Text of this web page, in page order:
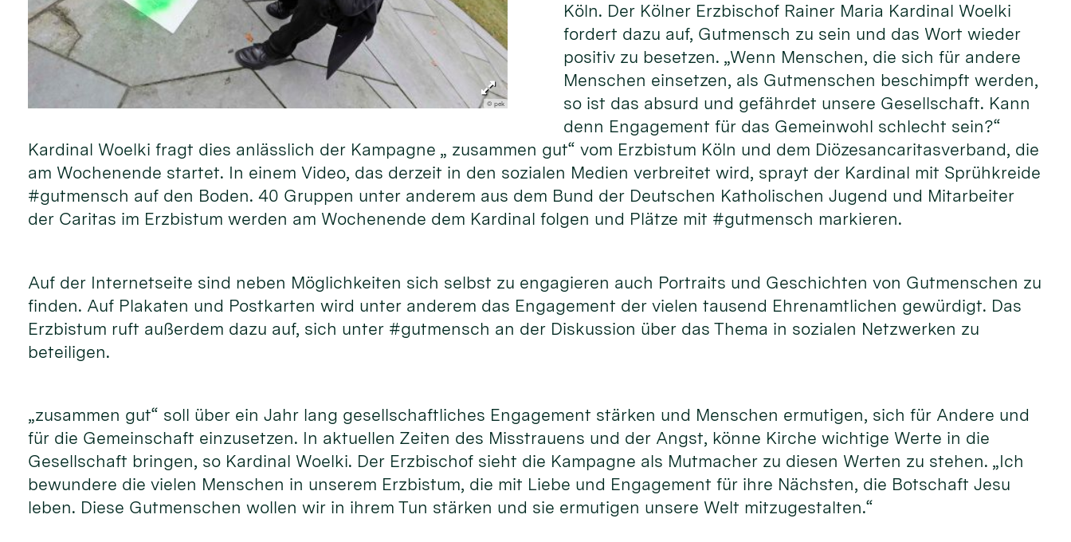
© pek
Köln. Der Kölner Erzbischof Rainer Maria Kardinal Woelki
fordert dazu auf, Gutmensch zu sein und das Wort wieder
positiv zu besetzen. „Wenn Menschen, die sich für andere
Menschen einsetzen, als Gutmenschen beschimpft werden,
so ist das absurd und gefährdet unsere Gesellschaft. Kann
denn Engagement für das Gemeinwohl schlecht sein?“
Kardinal Woelki fragt dies anlässlich der Kampagne „ zusammen gut“ vom Erzbistum Köln und dem Diözesancaritasverband, die
am Wochenende startet. In einem Video, das derzeit in den sozialen Medien verbreitet wird, sprayt der Kardinal mit Sprühkreide
#gutmensch auf den Boden. 40 Gruppen unter anderem aus dem Bund der Deutschen Katholischen Jugend und Mitarbeiter
der Caritas im Erzbistum werden am Wochenende dem Kardinal folgen und Plätze mit #gutmensch markieren.
Auf der Internetseite sind neben Möglichkeiten sich selbst zu engagieren auch Portraits und Geschichten von Gutmenschen zu
finden. Auf Plakaten und Postkarten wird unter anderem das Engagement der vielen tausend Ehrenamtlichen gewürdigt. Das
Erzbistum ruft außerdem dazu auf, sich unter #gutmensch an der Diskussion über das Thema in sozialen Netzwerken zu
beteiligen.
„zusammen gut“ soll über ein Jahr lang gesellschaftliches Engagement stärken und Menschen ermutigen, sich für Andere und
für die Gemeinschaft einzusetzen. In aktuellen Zeiten des Misstrauens und der Angst, könne Kirche wichtige Werte in die
Gesellschaft bringen, so Kardinal Woelki. Der Erzbischof sieht die Kampagne als Mutmacher zu diesen Werten zu stehen. „Ich
bewundere die vielen Menschen in unserem Erzbistum, die mit Liebe und Engagement für ihre Nächsten, die Botschaft Jesu
leben. Diese Gutmenschen wollen wir in ihrem Tun stärken und sie ermutigen unsere Welt mitzugestalten.“